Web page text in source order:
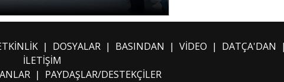
| DOSYALAR| BASINDAN | VİDEO | DATÇA'DAN |
İLETİŞİM
| PAYDAŞLAR/DESTEKÇİLER